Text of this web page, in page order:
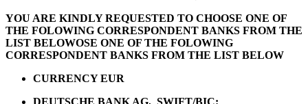
YOU ARE KINDLY REQUESTED TO CHOOSE ONE OF
THE FOLOWING CORRESPONDENT BANKS FROM THE
LIST BELOWOSE ONE OF THE FOLOWING
CORRESPONDENT BANKS FROM THE LIST BELOW
CURRENCY EUR
DEUTSCHE BANK AG, SWIFT/BIC: